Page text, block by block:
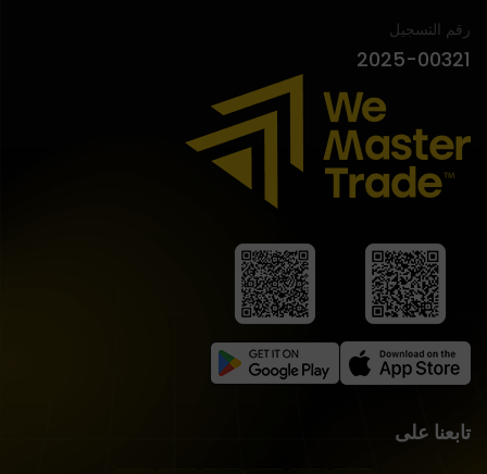
تابعنا على
رقم التسجيل
2025-00321